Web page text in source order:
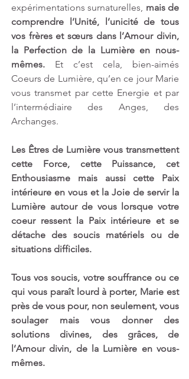
expérimentations surnaturelles, mais de
comprendre l’Unité, l’unicité de tous
vos frères et sœurs dans l’Amour divin,
la Perfection de la Lumière en nous-
mêmes. Et c’est cela, bien-aimés
Coeurs de Lumière, qu’en ce jour Marie
vous transmet par cette Energie et par
l’intermédiaire des Anges, des
Archanges.
Les Êtres de Lumière vous transmettent
cette Force, cette Puissance, cet
Enthousiasme mais aussi cette Paix
intérieure en vous et la Joie de servir la
Lumière autour de vous lorsque votre
coeur ressent la Paix intérieure et se
détache des soucis matériels ou de
situations difficiles.
Tous vos soucis, votre souffrance ou ce
qui vous paraît lourd à porter, Marie est
près de vous pour, non seulement, vous
soulager mais vous donner des
solutions divines, des grâces, de
l’Amour divin, de la Lumière en vous-
mêmes.